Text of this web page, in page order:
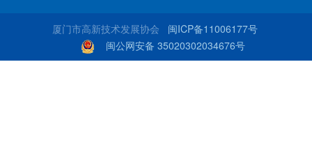
厦门市高新技术发展协会 闽ICP备11006177号
闽公网安备 35020302034676号